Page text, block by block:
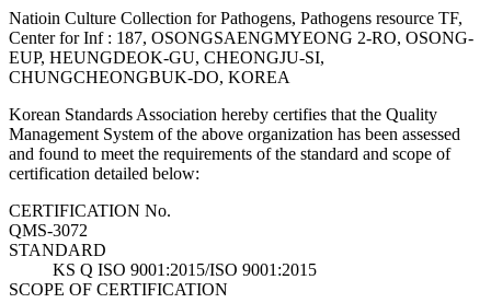
Natioin Culture Collection for Pathogens, Pathogens resource TF,
Center for Inf : 187, OSONGSAENGMYEONG 2-RO, OSONG-
EUP, HEUNGDEOK-GU, CHEONGJU-SI,
CHUNGCHEONGBUK-DO, KOREA
Korean Standards Association hereby certifies that the Quality
Management System of the above organization has been assessed
and found to meet the requirements of the standard and scope of
certification detailed below:
CERTIFICATION No.
QMS-3072
STANDARD
KS Q ISO 9001:2015/ISO 9001:2015
SCOPE OF CERTIFICATION